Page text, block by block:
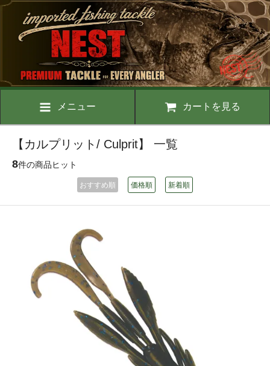
メニュー カートを見る
【カルプリット/ Culprit】 一覧
8件の商品ヒット
おすすめ順 価格順 新着順